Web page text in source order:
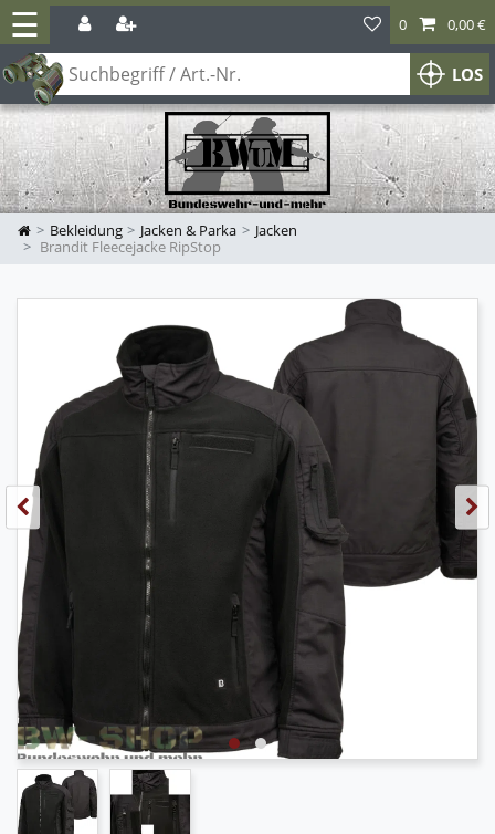
☰
LOS
0 0,00 €
Bekleidung Jacken & Parka
Jacken
Brandit Fleecejacke RipStop